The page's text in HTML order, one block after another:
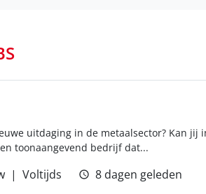
uitdaging in de metaalsector? Kan jij
toonaangevend bedrijf dat...
Voltijds 8 dagen geleden